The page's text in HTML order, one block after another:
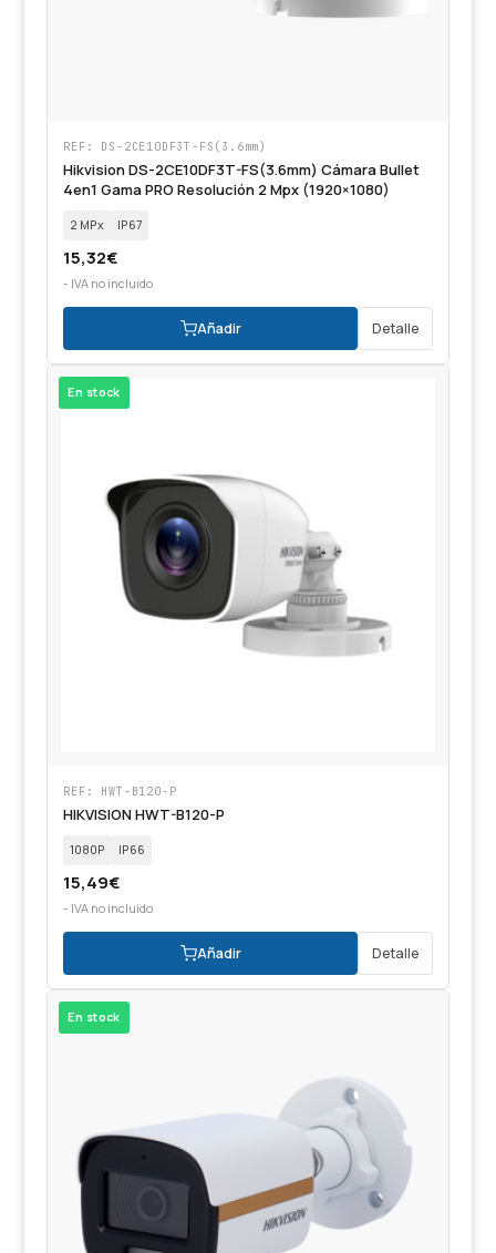
REF: DS-2CE10DF3T-FS(3.6mm)
Hikvision DS-2CE10DF3T-FS(3.6mm) Cámara Bullet
4en1 Gama PRO Resolución 2 Mpx (1920×1080)
2 MPx IP67
15,32€
- IVA no incluido
Añadir Detalle
En stock
REF: HWT-B120-P
HIKVISION HWT-B120-P
1080P IP66
15,49€
- IVA no incluido
Añadir Detalle
En stock